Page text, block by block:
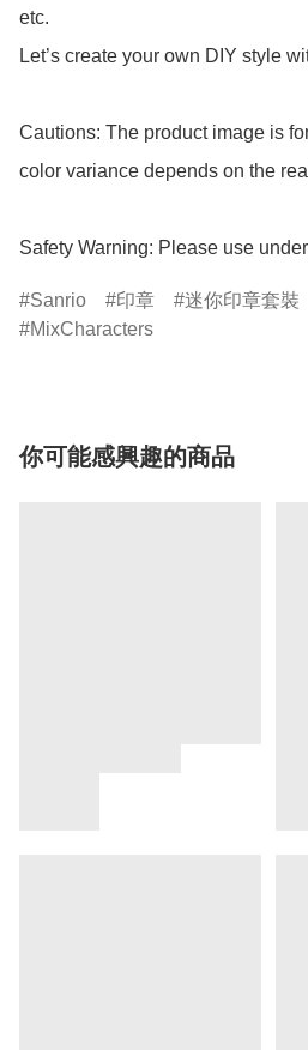
etc.
Let’s create your own DIY style
Cautions: The product image is
color variance depends on the
Safety Warning: Please use
Sanrio 印章 迷你印章套裝
MixCharacters
你可能感興趣的商品